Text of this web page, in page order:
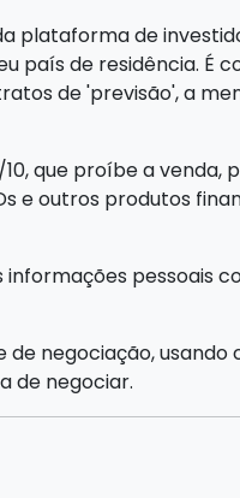
plataforma de
de residência. É
de 'previsão', a
que proíbe a
e outros produtos
pessoais
negociação,
de negociar.